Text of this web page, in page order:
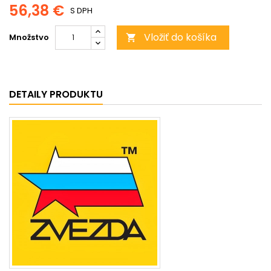
56,38 € S DPH
Množstvo  Vložiť do košíka
DETAILY PRODUKTU